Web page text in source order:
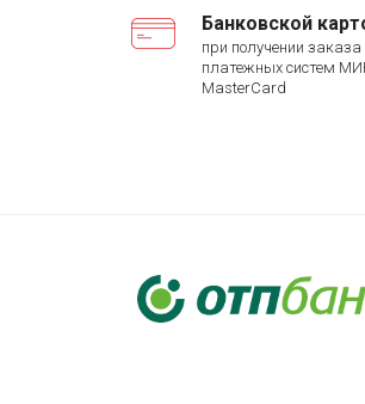
Банковской
при получении
платежных систем
MasterCard